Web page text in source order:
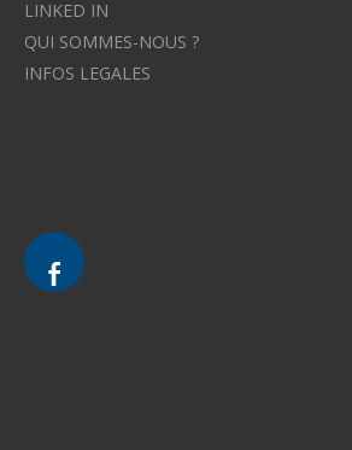
LINKED IN
QUI SOMMES-NOUS ?
INFOS LEGALES